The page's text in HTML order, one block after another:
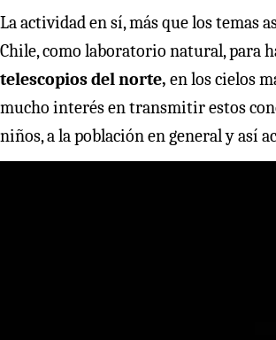
La actividad en sí, más que los temas
Chile, como laboratorio natural, para
telescopios del norte, en los cielos
mucho interés en transmitir estos
niños, a la población en general y así